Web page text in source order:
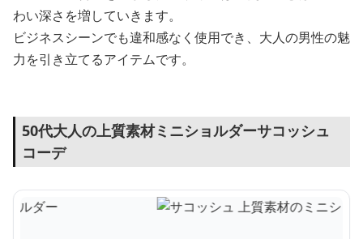
わい深さを増していきます。
ビジネスシーンでも違和感なく使用でき、大人の男性の魅
力を引き立てるアイテムです。
50代大人の上質素材ミニショルダーサコッシュ
コーデ